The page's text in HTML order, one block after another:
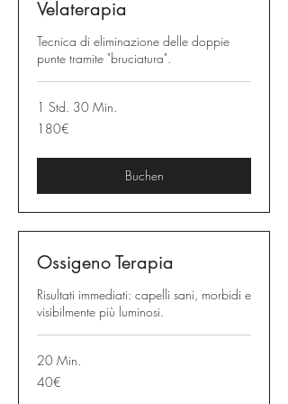
Velaterapia
Tecnica di eliminazione delle doppie
punte tramite "bruciatura".
1 Std. 30 Min.
180€
180€
Buchen
Ossigeno Terapia
Risultati immediati: capelli sani, morbidi e
visibilmente più luminosi.
20 Min.
40€
40€